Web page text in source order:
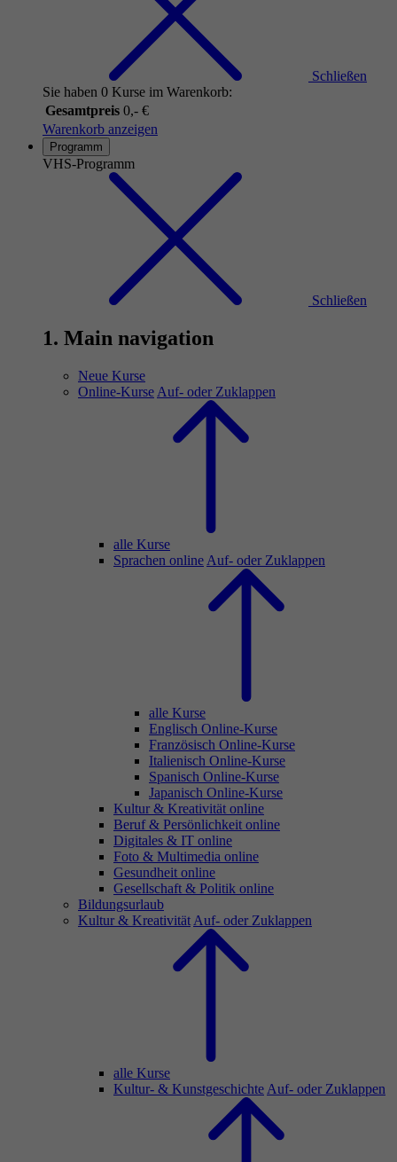
Schließen
Sie haben 0 Kurse im Warenkorb:
Gesamtpreis 0,- €
Warenkorb anzeigen
Programm
VHS-Programm
Schließen
1. Main navigation
Neue Kurse
Online-Kurse Auf- oder Zuklappen
alle Kurse
Sprachen online Auf- oder Zuklappen
alle Kurse
Englisch Online-Kurse
Französisch Online-Kurse
Italienisch Online-Kurse
Spanisch Online-Kurse
Japanisch Online-Kurse
Kultur & Kreativität online
Beruf & Persönlichkeit online
Digitales & IT online
Foto & Multimedia online
Gesundheit online
Gesellschaft & Politik online
Bildungsurlaub
Kultur & Kreativität Auf- oder Zuklappen
alle Kurse
Kultur- & Kunstgeschichte Auf- oder Zuklappen